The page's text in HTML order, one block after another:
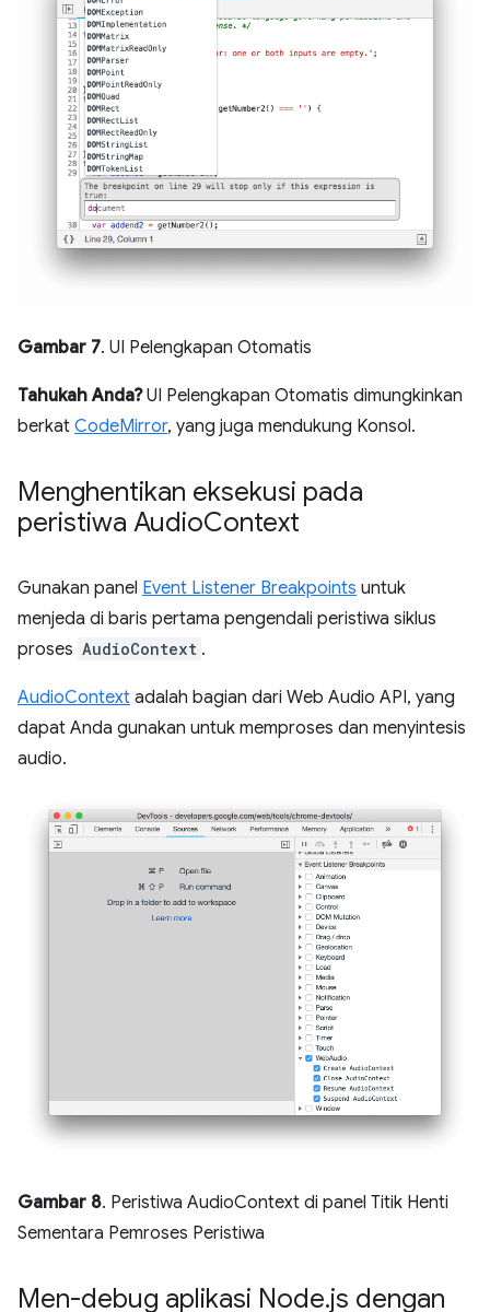
Gambar 7. UI Pelengkapan Otomatis
Tahukah Anda?UI Pelengkapan Otomatis dimungkinkan
berkat CodeMirror, yang juga mendukung Konsol.
Menghentikan eksekusi pada
peristiwa AudioContext
Gunakan panel Event Listener Breakpoints untuk
menjeda di baris pertama pengendali peristiwa siklus
proses AudioContext .
AudioContext adalah bagian dari Web Audio API, yang
dapat Anda gunakan untuk memproses dan menyintesis
audio.
Gambar 8. Peristiwa AudioContext di panel Titik Henti
Sementara Pemroses Peristiwa
Men-debug aplikasi Node.js dengan